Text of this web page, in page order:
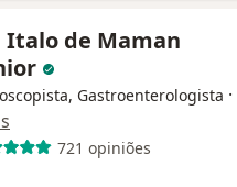
Italo de Maman
Gastroenterologista ·
721 opiniões